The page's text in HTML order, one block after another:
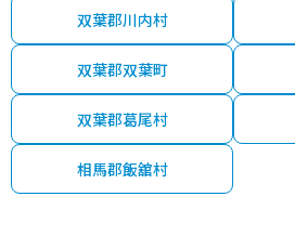
双葉郡川内村
双葉郡双葉町
双葉郡葛尾村
相馬郡飯舘村